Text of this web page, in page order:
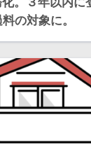
の対象に。